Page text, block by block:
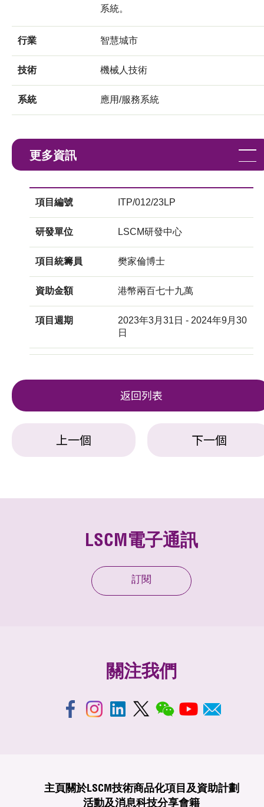
系統。
行業 智慧城市
技術 機械人技術
系統 應用/服務系統
更多資訊
項目編號 ITP/012/23LP
研發單位 LSCM研發中心
項目統籌員 樊家倫博士
資助金額 港幣兩百七十九萬
項目週期
2023年3月31日 - 2024年9月30
日
返回列表
上一個 下一個
LSCM電子通訊
訂閱
關注我們
主頁 關於LSCM技術商品化項目及資助計劃
活動及消息科技分享會籍